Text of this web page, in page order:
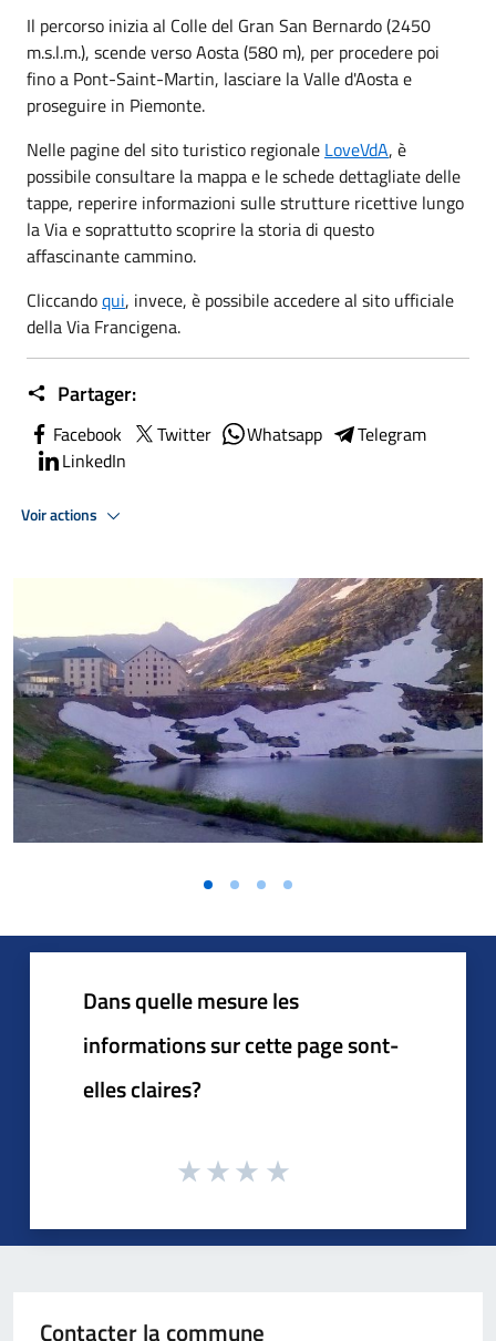
Il percorso inizia al Colle del Gran San Bernardo (2450
m.s.l.m.), scende verso Aosta (580 m), per procedere poi
fino a Pont-Saint-Martin, lasciare la Valle d'Aosta e
proseguire in Piemonte.
Nelle pagine del sito turistico regionale LoveVdA, è
possibile consultare la mappa e le schede dettagliate delle
tappe, reperire informazioni sulle strutture ricettive lungo
la Via e soprattutto scoprire la storia di questo
affascinante cammino.
Cliccandoqui, invece, è possibile accedere al sito ufficiale
della Via Francigena.
Partager:
Facebook Twitter Whatsapp
Telegram
LinkedIn
Voir actions
Dans quelle mesure les
informations sur cette page sont-
elles claires?
Contacter la commune